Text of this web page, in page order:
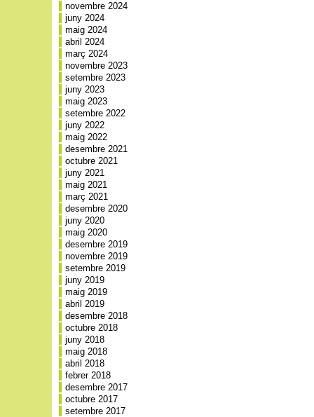
novembre 2024
juny 2024
maig 2024
abril 2024
març 2024
novembre 2023
setembre 2023
juny 2023
maig 2023
setembre 2022
juny 2022
maig 2022
desembre 2021
octubre 2021
juny 2021
maig 2021
març 2021
desembre 2020
juny 2020
maig 2020
desembre 2019
novembre 2019
setembre 2019
juny 2019
maig 2019
abril 2019
desembre 2018
octubre 2018
juny 2018
maig 2018
abril 2018
febrer 2018
desembre 2017
octubre 2017
setembre 2017